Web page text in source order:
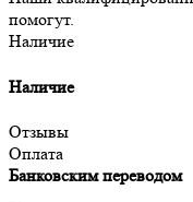
помогут.
Наличие
Наличие
Отзывы
Оплата
Банковским переводом